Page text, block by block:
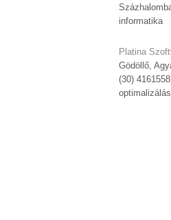
informatika
Platina
Gödöllő,
(30) 4161558